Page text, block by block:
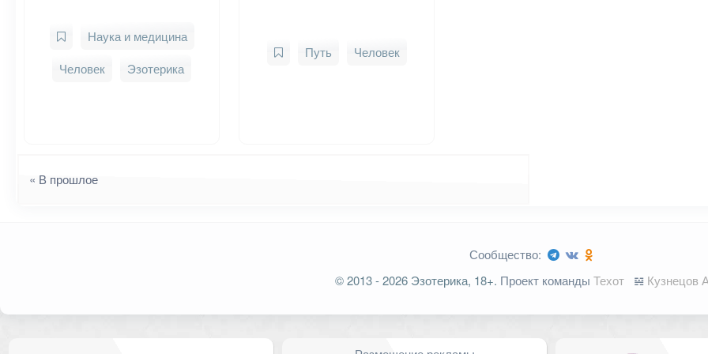
Наука и медицина
Человек
Эзотерика
Путь Человек
« В прошлое
Сообщество:
© 2013 - 2026 Эзотерика, 18+. Проект команды Техот 𝌴 Кузнецов